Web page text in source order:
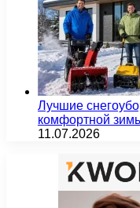
Лучшие
комфортной
11.07.2026